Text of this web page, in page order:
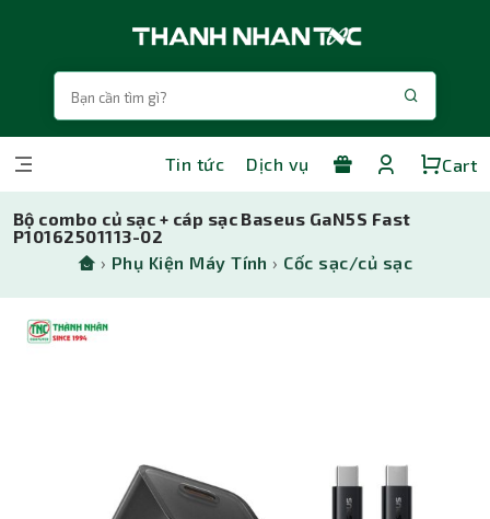
Tin tức Dịch vụ Cart
Bộ combo củ sạc + cáp sạc Baseus GaN5S Fast
P10162501113-02
› Phụ Kiện Máy Tính › Cốc sạc/củ sạc